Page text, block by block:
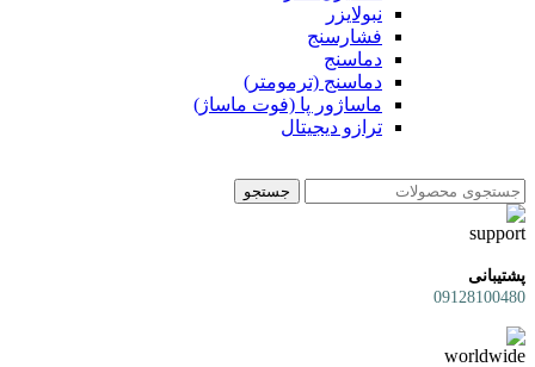
نبولایزر
فشارسنج
دماسنج
دماسنج (ترمومتر)
ماساژور پا (فوت ماساژ)
ترازو دیجیتال
جستجو
پشتیبانی
09128100480